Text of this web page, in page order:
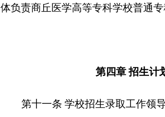
体负责商丘医学高等专科学校普通专
第四章 招生计
第十一条 学校招生录取工作领